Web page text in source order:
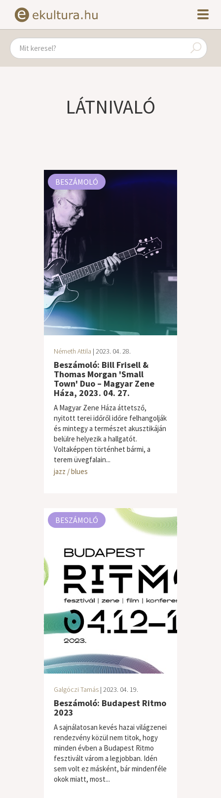
LÁTNIVALÓ
BESZÁMOLÓ
Németh Attila | 2023. 04. 28.
Beszámoló: Bill Frisell &
Thomas Morgan 'Small
Town' Duo – Magyar Zene
Háza, 2023. 04. 27.
A Magyar Zene Háza áttetsző,
nyitott terei időről időre felhangolják
és mintegy a természet akusztikáján
belülre helyezik a hallgatót.
Voltaképpen történhet bármi, a
terem üvegfalain...
jazz / blues
BESZÁMOLÓ
Galgóczi Tamás | 2023. 04. 19.
Beszámoló: Budapest Ritmo
2023
A sajnálatosan kevés hazai világzenei
rendezvény közül nem titok, hogy
minden évben a Budapest Ritmo
fesztivált várom a legjobban. Idén
sem volt ez másként, bár mindenféle
okok miatt, most...